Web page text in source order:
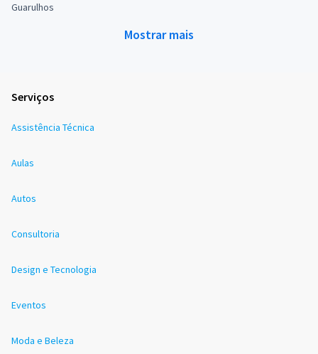
Guarulhos
Mostrar mais
Serviços
Assistência Técnica
Aulas
Autos
Consultoria
Design e Tecnologia
Eventos
Moda e Beleza